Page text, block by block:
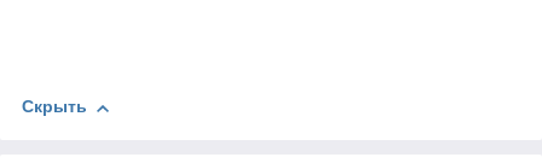
Скрыть